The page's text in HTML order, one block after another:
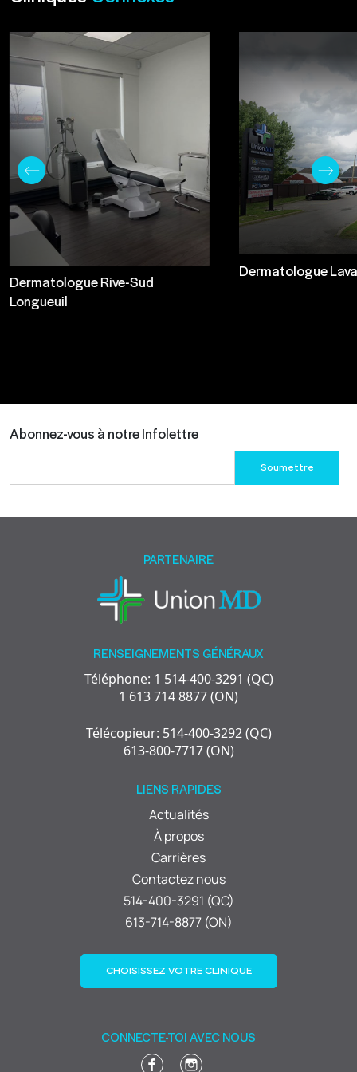
Dermatologue Rive-Sud
Longueuil
Dermatologue
Abonnez-vous à notre Infolettre
leave
field
RENSEIGNEMENTS GÉNÉRAUX
Téléphone: 1 514-400-3291 (QC)
1 613 714 8877 (ON)
Télécopieur: 514-400-3292 (QC)
613-800-7717 (ON)
PARTENAIRE
LIENS RAPIDES
Actualités
À propos
Carrières
Contactez nous
514-400-3291 (QC)
613-714-8877 (ON)
CHOISISSEZ VOTRE CLINIQUE
CONNECTE-TOI AVEC NOUS